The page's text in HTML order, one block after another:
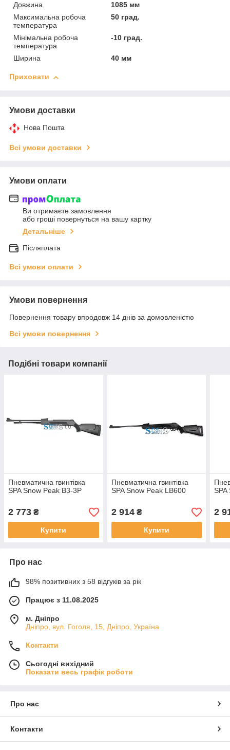
Довжина
1085 мм
Максимальна робоча
температура
50 град.
Мінімальна робоча
температура
-10 град.
Ширина 40 мм
Приховати
Умови доставки
Нова Пошта
Всі умови доставки
Умови оплати
Ви отримаєте замовлення
або гроші повернуться на вашу картку
Детальніше
Післяплата
Всі умови оплати
Умови повернення
Повернення товару впродовж 14 днів за домовленістю
Всі умови повернення
Подібні товари компанії
Пневматична гвинтівка
SPA Snow Peak B3-3P
2 773 ₴
Купити
Пневматична гвинтівка
SPA Snow Peak LB600
2 914₴
Купити
SPA
2
Про нас
98% позитивних з 58 відгуків за рік
Працює з 11.08.2025
м. Дніпро
Дніпро, вул. Гоголя, 15, Дніпро, Україна
Контакти
Сьогодні вихідний
Показати весь графік роботи
Про нас
Контакти